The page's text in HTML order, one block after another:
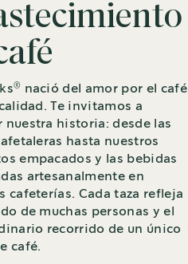
® nació del amor por el café
Te invitamos a
nuestra historia: desde las
hasta nuestros
empacados y las bebidas
artesanalmente en
cafeterías. Cada taza refleja
de muchas personas y el
recorrido de un único
café.